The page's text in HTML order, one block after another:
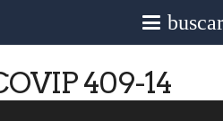
409-14